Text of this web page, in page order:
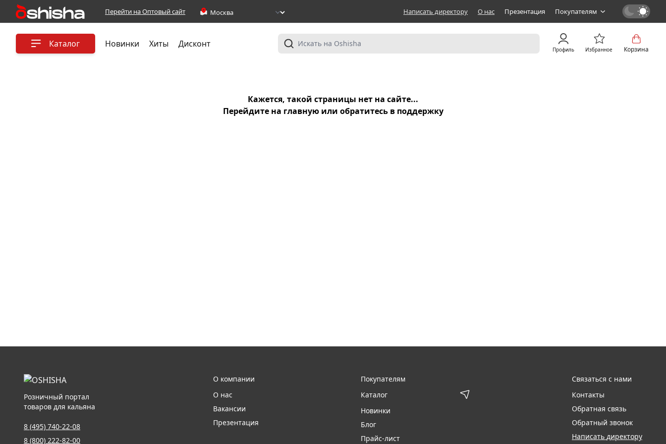
Перейти на Оптовый сайт Написать директору О нас Презентация Покупателям
Каталог Новинки Хиты Дисконт
Профиль Избранное Корзина
Кажется, такой страницы нет на сайте...
Перейдите на главнуюили обратитесь в поддержку
Розничный портал
товаров для кальяна
8 (495) 740-22-08
8 (800) 222-82-00
О компании
О нас
Вакансии
Презентация
Покупателям
Каталог
Новинки
Блог
Прайс-лист
Связаться с нами
Контакты
Обратная связь
Обратный звонок
Написать директору